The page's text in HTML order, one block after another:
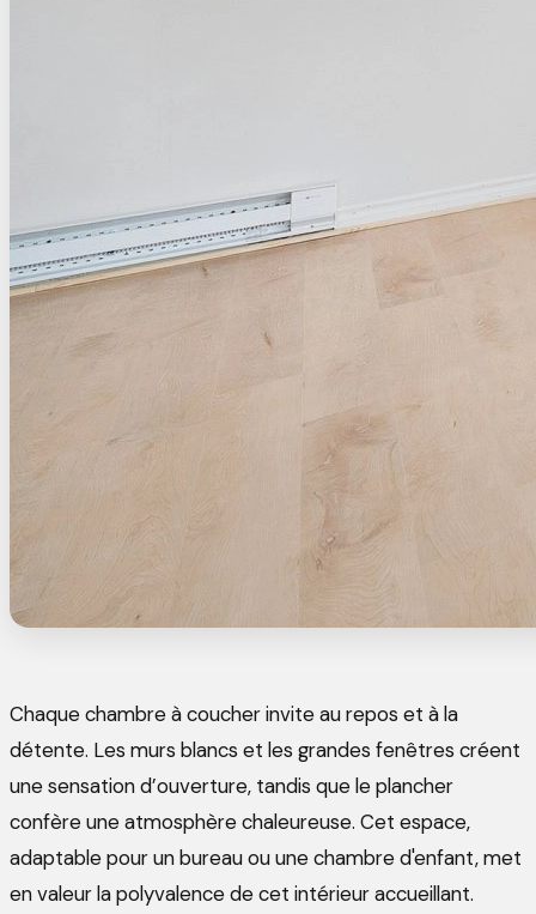
Chaque chambre à coucher invite au repos et à la
détente. Les murs blancs et les grandes fenêtres créent
une sensation d’ouverture, tandis que le plancher
confère une atmosphère chaleureuse. Cet espace,
adaptable pour un bureau ou une chambre d'enfant, met
en valeur la polyvalence de cet intérieur accueillant.